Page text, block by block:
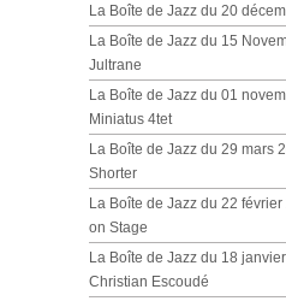
La Boîte de Jazz du 20
La Boîte de Jazz du 15
Jultrane
La Boîte de Jazz du 01
Miniatus 4tet
La Boîte de Jazz du 29 mars
Shorter
La Boîte de Jazz du 22
on Stage
La Boîte de Jazz du 18
Christian Escoudé